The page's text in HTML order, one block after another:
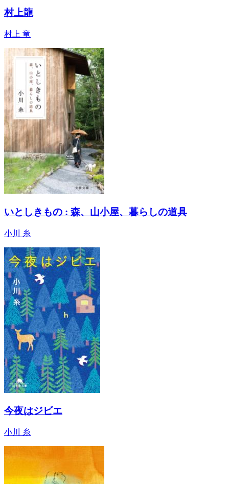
村上龍
村上 竜
いとしきもの : 森、山小屋、暮らしの道具
小川 糸
今夜はジビエ
小川 糸